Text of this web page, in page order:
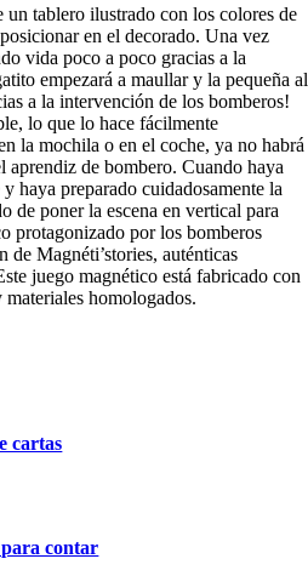
un tablero ilustrado con los colores de
en el decorado. Una vez
vida poco a poco gracias a la
empezará a maullar y la pequeña al
a la intervención de los bomberos!
lo que lo hace fácilmente
la mochila o en el coche, ya no habrá
aprendiz de bombero. Cuando haya
haya preparado cuidadosamente la
de poner la escena en vertical para
protagonizado por los bomberos
de Magnéti’stories, auténticas
juego magnético está fabricado con
homologados.
cartas
contar